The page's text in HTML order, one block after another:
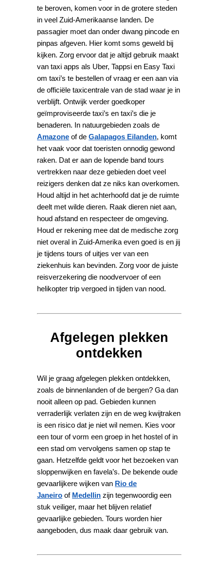
te beroven, komen voor in de grotere steden
in veel Zuid-Amerikaanse landen. De
passagier moet dan onder dwang pincode en
pinpas afgeven. Hier komt soms geweld bij
kijken. Zorg ervoor dat je altijd gebruik maakt
van taxi apps als Uber, Tappsi en Easy Taxi
om taxi’s te bestellen of vraag er een aan via
de officiële taxicentrale van de stad waar je in
verblijft. Ontwijk verder goedkoper
geïmproviseerde taxi’s en taxi’s die je
benaderen. In natuurgebieden zoals de
Amazone of deGalapagos Eilanden, komt
het vaak voor dat toeristen onnodig gewond
raken. Dat er aan de lopende band tours
vertrekken naar deze gebieden doet veel
reizigers denken dat ze niks kan overkomen.
Houd altijd in het achterhoofd dat je de ruimte
deelt met wilde dieren. Raak dieren niet aan,
houd afstand en respecteer de omgeving.
Houd er rekening mee dat de medische zorg
niet overal in Zuid-Amerika even goed is en jij
je tijdens tours of uitjes ver van een
ziekenhuis kan bevinden. Zorg voor de juiste
reisverzekering die noodvervoer of een
helikopter trip vergoed in tijden van nood.
Afgelegen plekken
ontdekken
Wil je graag afgelegen plekken ontdekken,
zoals de binnenlanden of de bergen? Ga dan
nooit alleen op pad. Gebieden kunnen
verraderlijk verlaten zijn en de weg kwijtraken
is een risico dat je niet wil nemen. Kies voor
een tour of vorm een groep in het hostel of in
een stad om vervolgens samen op stap te
gaan. Hetzelfde geldt voor het bezoeken van
sloppenwijken en favela’s. De bekende oude
gevaarlijkere wijken van Rio de
Janeiro of Medellin zijn tegenwoordig een
stuk veiliger, maar het blijven relatief
gevaarlijke gebieden. Tours worden hier
aangeboden, dus maak daar gebruik van.